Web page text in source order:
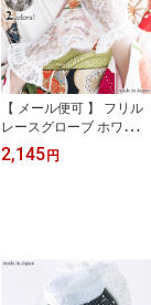
【 メール便可 】 フリル
レースグローブ ホワイト
白 日本製 hs-007w 手袋
ブライダルグローブ ウェ
成人式 卒業式 振袖 袴 コ
スプレ 新婦 結婚式 きな
り 生成り
2,145円